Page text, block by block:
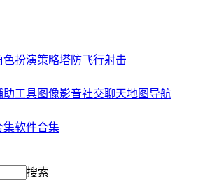
色扮演策略塔防飞行射击
助工具图像影音社交聊天地图导航
集软件合集
搜索